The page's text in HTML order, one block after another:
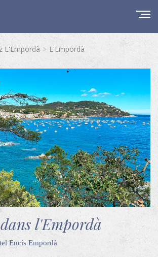
L'Empordà L'Empordà
l'Empordà
Encís Empordà